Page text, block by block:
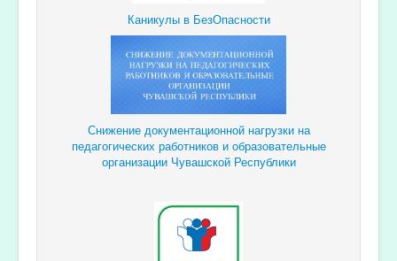
Каникулы в БезОпасности
Снижение документационной нагрузки на
педагогических работников и образовательные
организации Чувашской Республики